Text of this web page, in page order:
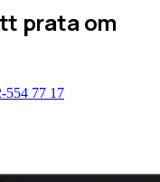
prata om
554 77 17